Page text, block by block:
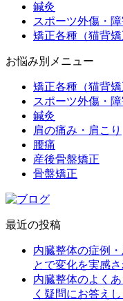
鍼灸
スポーツ外傷・
矯正各種（猫背矯
お悩み別メニュー
矯正各種（猫背矯
スポーツ外傷・
鍼灸
肩の痛み・肩こり
腰痛
産後骨盤矯正
骨盤矯正
最近の投稿
内臓整体の症例
とで変化を実感
内臓整体のよく
く疑問にお答え